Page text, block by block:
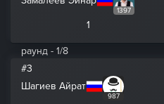
1397
1
раунд - 1/8
#3
Шагиев Айрат
987